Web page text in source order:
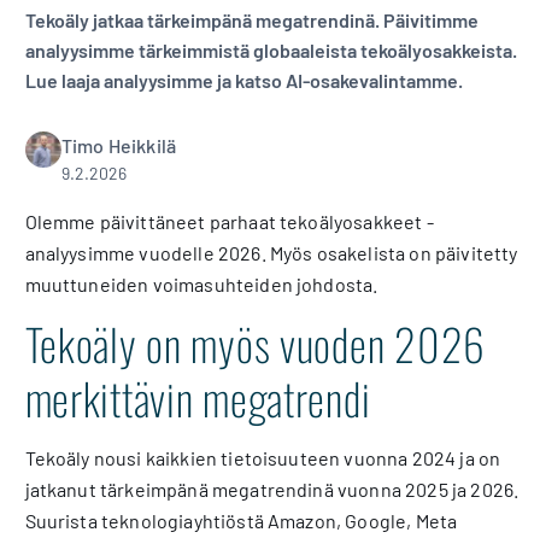
Tekoäly jatkaa tärkeimpänä megatrendinä. Päivitimme
analyysimme tärkeimmistä globaaleista tekoälyosakkeista.
Lue laaja analyysimme ja katso AI-osakevalintamme.
Timo Heikkilä
9.2.2026
Olemme päivittäneet parhaat tekoälyosakkeet -
analyysimme vuodelle 2026. Myös osakelista on päivitetty
muuttuneiden voimasuhteiden johdosta.
Tekoäly on myös vuoden 2026
merkittävin megatrendi
Tekoäly nousi kaikkien tietoisuuteen vuonna 2024 ja on
jatkanut tärkeimpänä megatrendinä vuonna 2025 ja 2026.
Suurista teknologiayhtiöstä Amazon, Google, Meta